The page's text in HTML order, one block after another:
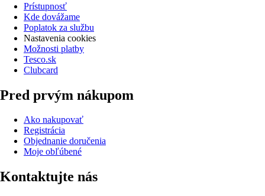
Prístupnosť
Kde dovážame
Poplatok za službu
Nastavenia cookies
Možnosti platby
Tesco.sk
Clubcard
Pred prvým nákupom
Ako nakupovať
Registrácia
Objednanie doručenia
Moje obľúbené
Kontaktujte nás